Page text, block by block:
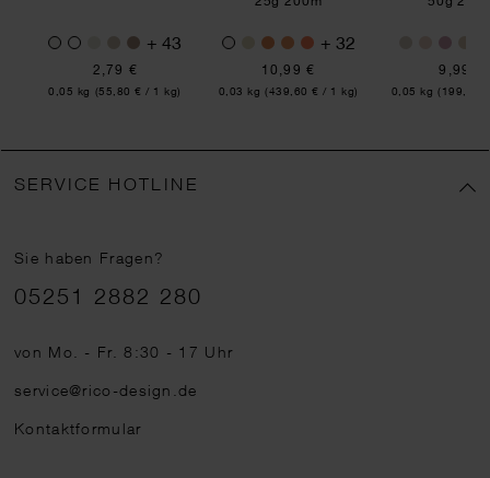
+ 43
2,79 €
Inhalt:
0,05 kg (55,80 € / 1 kg)
+ 32
10,99 €
Inhalt:
0,03 kg (439,60 € / 1 kg)
9,99 €
Inhalt:
0,05 kg (199,80
SERVICE HOTLINE
Sie haben Fragen?
Telefonnummer
05251 2882 280
von Mo. - Fr. 8:30 - 17 Uhr
service@rico-design.de
Kontaktformular